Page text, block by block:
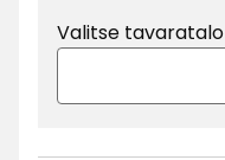
Valitse tavaratalo